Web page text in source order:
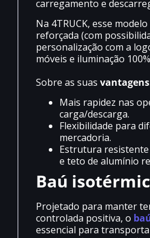
carregamento e
Na 4TRUCK, esse
reforçada (com
personalização com a
móveis e iluminação
Sobre as suas
Mais rapidez nas
carga/descarga.
Flexibilidade para
mercadoria.
Estrutura resistente
e teto de alumínio
Baú
Projetado para manter
controlada positiva, o
essencial para